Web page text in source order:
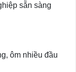
sẵn sàng
ôm nhiều đầu